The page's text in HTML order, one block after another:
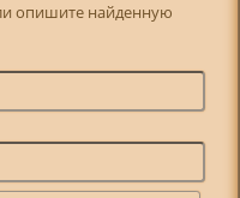
опишите найденную